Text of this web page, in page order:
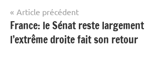
Navigation
de
l’article
Article précédent
France: le Sénat reste
l’extrême droite fait son retour